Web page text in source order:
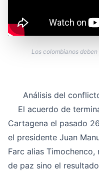
Los colombianos
Análisis del
El acuerdo de
Cartagena el pasado
el presidente Juan
Farc alias
de paz sino el